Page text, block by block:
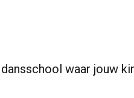
waar jouw